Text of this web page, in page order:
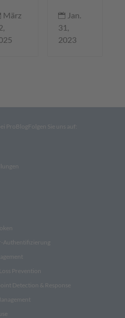
März
 Jan.
31,
2023
ProBlogFolgen Sie uns auf:
Authentifizierung
Prevention
Detection & Response